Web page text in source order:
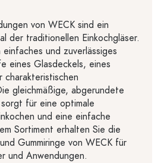
von WECK sind ein
der traditionellen Einkochgläser.
und zuverlässiges
eines Glasdeckels, eines
charakteristischen
gleichmäßige, abgerundete
für eine optimale
und eine einfache
Sortiment erhalten Sie die
Gummiringe von WECK für
und Anwendungen.